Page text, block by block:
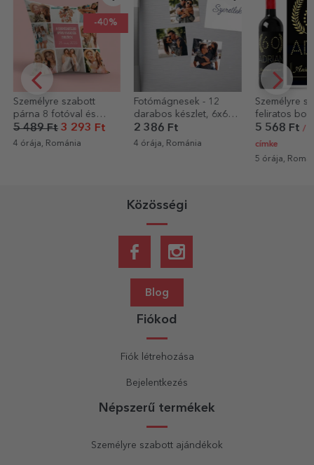
Fotómágnesek - 12
darabos készlet, 6x6
cm
2 386 Ft
4 órája, Románia
Személyre szabott,
feliratos bor – Gold
5 568 Ft
címke
Személyre
eszpresszós
fotóval és
2 704 Ft
5 órája,
Közösségi
Blog
Fiókod
Fiók létrehozása
Bejelentkezés
Népszerű termékek
Személyre szabott ajándékok